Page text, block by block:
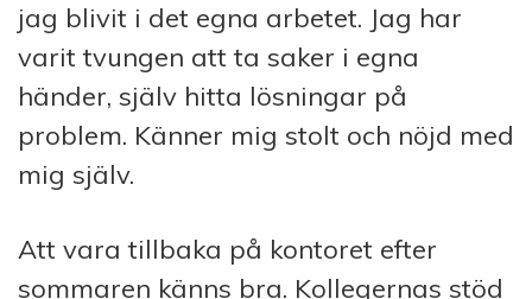
jag blivit i det egna arbetet. Jag har
varit tvungen att ta saker i egna
händer, själv hitta lösningar på
problem. Känner mig stolt och nöjd med
mig själv.
Att vara tillbaka på kontoret efter
sommaren känns bra. Kollegernas stöd